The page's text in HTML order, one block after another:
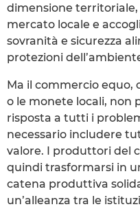
dimensione
mercato locale e
sovranità e sicurezza
protezioni
Ma il commercio equo,
o le monete locali, non
risposta a tutti i
necessario includere
valore. I produttori del
quindi trasformarsi in
catena produttiva
un’alleanza tra le